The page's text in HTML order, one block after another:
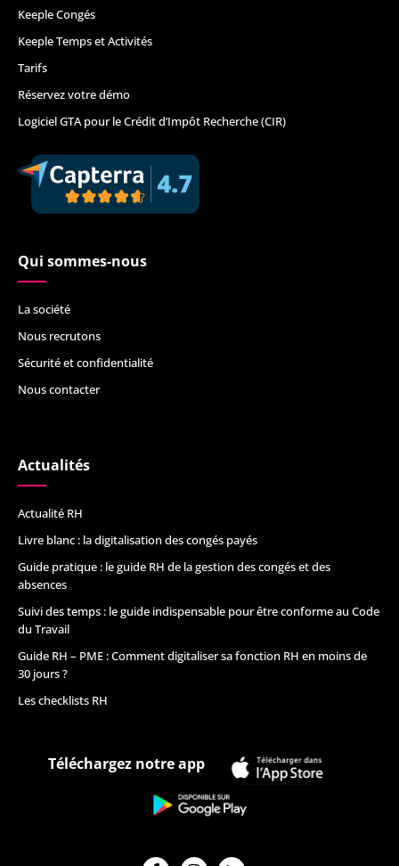
Keeple Congés
Keeple Temps et Activités
Tarifs
Réservez votre démo
Logiciel GTA pour le Crédit d’Impôt Recherche (CIR)
Qui sommes-nous
La société
Nous recrutons
Sécurité et confidentialité
Nous contacter
Actualités
Actualité RH
Livre blanc : la digitalisation des congés payés
Guide pratique : le guide RH de la gestion des congés et des
absences
Suivi des temps : le guide indispensable pour être conforme au Code
du Travail
Guide RH – PME : Comment digitaliser sa fonction RH en moins de
30 jours ?
Les checklists RH
Téléchargez notre app